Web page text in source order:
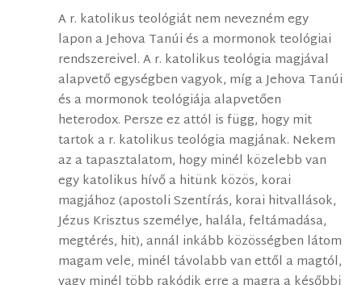
A r. katolikus teológiát nem nevezném egy
lapon a Jehova Tanúi és a mormonok teológiai
rendszereivel. A r. katolikus teológia magjával
alapvető egységben vagyok, míg a Jehova Tanúi
és a mormonok teológiája alapvetően
heterodox. Persze ez attól is függ, hogy mit
tartok a r. katolikus teológia magjának. Nekem
az a tapasztalatom, hogy minél közelebb van
egy katolikus hívő a hitünk közös, korai
magjához (apostoli Szentírás, korai hitvallások,
Jézus Krisztus személye, halála, feltámadása,
megtérés, hit), annál inkább közösségben látom
magam vele, minél távolabb van ettől a magtól,